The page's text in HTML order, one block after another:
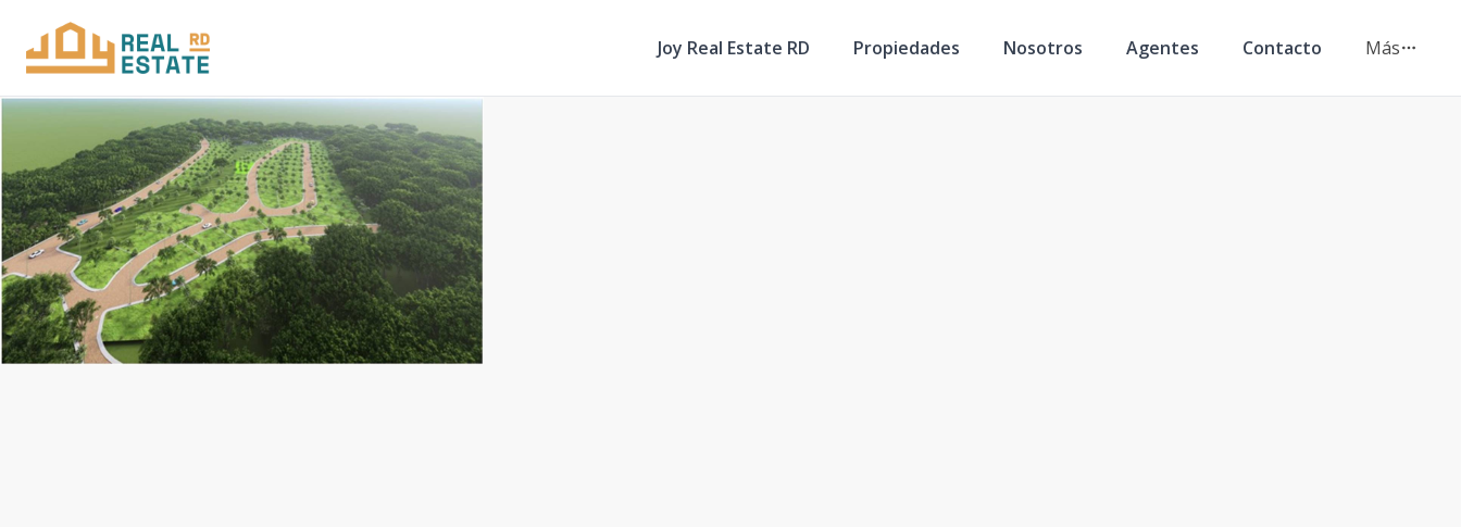
Joy Real Estate RD Propiedades Nosotros Agentes Contacto Más